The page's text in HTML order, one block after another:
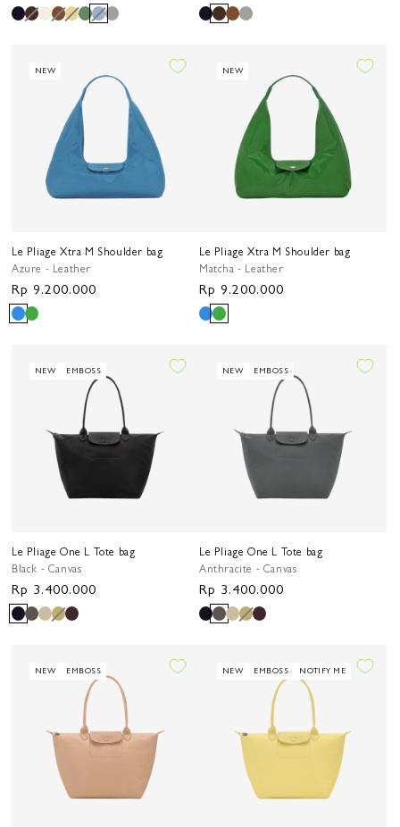
reguler
reguler
NEW
Le Pliage Xtra M Shoulder bag
Azure - Leather
Harga
reguler
Rp 9.200.000
NEW
Le Pliage Xtra M Shoulder bag
Matcha - Leather
Harga
reguler
Rp 9.200.000
NEW EMBOSS
Le Pliage One L Tote bag
Black - Canvas
Harga
reguler
Rp 3.400.000
NEW EMBOSS
Le Pliage One L Tote bag
Anthracite - Canvas
Harga
reguler
Rp 3.400.000
NEW EMBOSS NEW EMBOSS NOTIFY ME